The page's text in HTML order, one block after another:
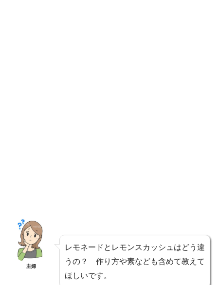
主婦
レモネードとレモンスカッシュはどう違
うの？ 作り方や素なども含めて教えて
ほしいです。